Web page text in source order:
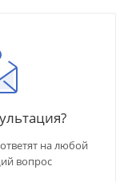
на любой
вопрос